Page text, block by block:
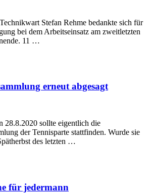
Stefan Rehme bedankte sich für
bei dem Arbeitseinsatz am zweitletzten
11 …
erneut abgesagt
28.8.2020 sollte eigentlich die
der Tennisparte stattfinden. Wurde sie
des letzten …
für jedermann